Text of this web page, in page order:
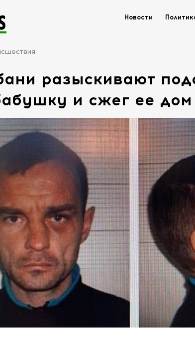
Новости
разыскивают
и сжег ее дом